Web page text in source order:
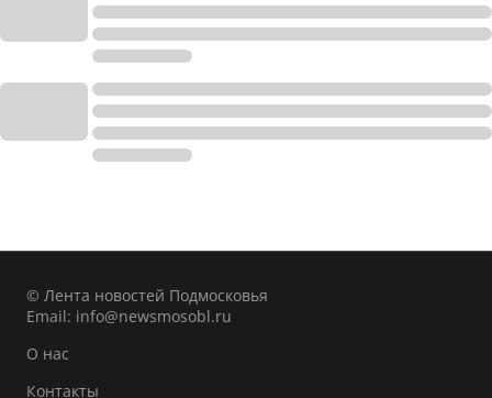
© Лента новостей Подмосковья
Email: info@newsmosobl.ru
О нас
Контакты